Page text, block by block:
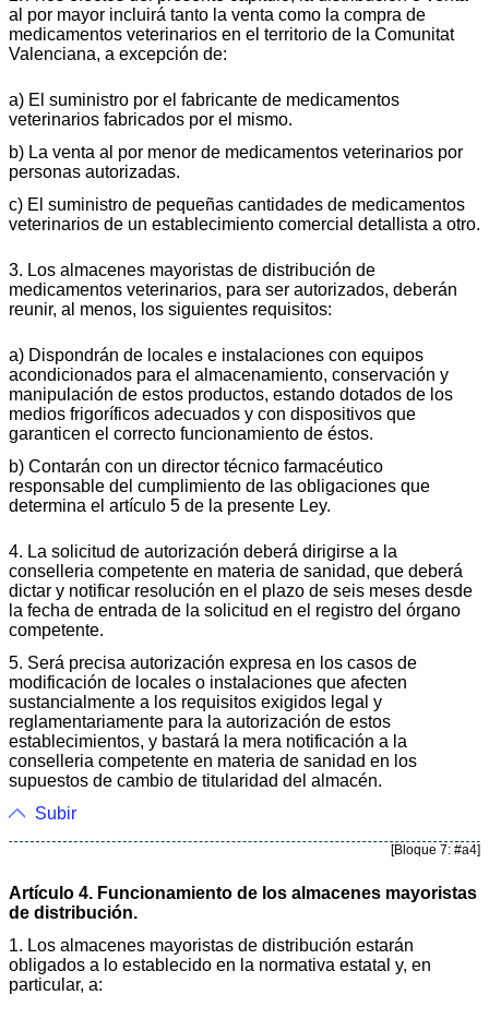
al por mayor incluirá tanto la venta como la compra de
medicamentos veterinarios en el territorio de la Comunitat
Valenciana, a excepción de:
a) El suministro por el fabricante de medicamentos
veterinarios fabricados por el mismo.
b) La venta al por menor de medicamentos veterinarios por
personas autorizadas.
c) El suministro de pequeñas cantidades de medicamentos
veterinarios de un establecimiento comercial detallista a otro.
3. Los almacenes mayoristas de distribución de
medicamentos veterinarios, para ser autorizados, deberán
reunir, al menos, los siguientes requisitos:
a) Dispondrán de locales e instalaciones con equipos
acondicionados para el almacenamiento, conservación y
manipulación de estos productos, estando dotados de los
medios frigoríficos adecuados y con dispositivos que
garanticen el correcto funcionamiento de éstos.
b) Contarán con un director técnico farmacéutico
responsable del cumplimiento de las obligaciones que
determina el artículo 5 de la presente Ley.
4. La solicitud de autorización deberá dirigirse a la
conselleria competente en materia de sanidad, que deberá
dictar y notificar resolución en el plazo de seis meses desde
la fecha de entrada de la solicitud en el registro del órgano
competente.
5. Será precisa autorización expresa en los casos de
modificación de locales o instalaciones que afecten
sustancialmente a los requisitos exigidos legal y
reglamentariamente para la autorización de estos
establecimientos, y bastará la mera notificación a la
conselleria competente en materia de sanidad en los
supuestos de cambio de titularidad del almacén.
Subir
[Bloque 7: #a4]
Artículo 4. Funcionamiento de los almacenes mayoristas
de distribución.
1. Los almacenes mayoristas de distribución estarán
obligados a lo establecido en la normativa estatal y, en
particular, a: